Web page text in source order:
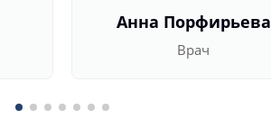
Анна Порфирьева
Врач